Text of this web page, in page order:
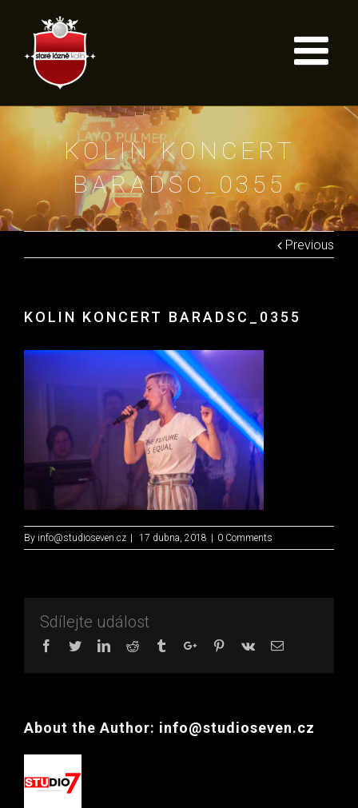
KOLIN KONCERT
BARADSC_0355
Previous
KOLIN KONCERT BARADSC_0355
By info@studioseven.cz 17 dubna, 2018 0 Comments
Sdílejte událost
Facebook
TwitterLinkedinReddit TumblrGoogle+Pinterest
Vk Email
About the Author: info@studioseven.cz